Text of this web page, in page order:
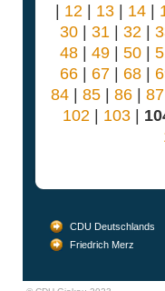
| 12 | 13| 14|
30| 31 | 32 |
48| 49| 50|
66| 67| 68|
84| 85| 86| 87
102 | 103 |
CDU Deutschlands
Friedrich Merz